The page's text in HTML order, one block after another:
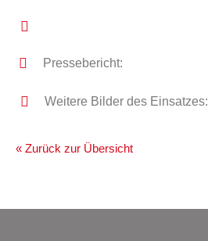
Pressebericht:
Weitere Bilder des Einsatzes:
« Zurück zur Übersicht